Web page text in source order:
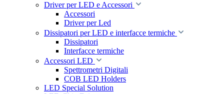
Driver per LED e Accessori
Accessori
Driver per Led
Dissipatori per LED e interfacce termiche
Dissipatori
Interfacce termiche
Accessori LED
Spettrometri Digitali
COB LED Holders
LED Special Solution